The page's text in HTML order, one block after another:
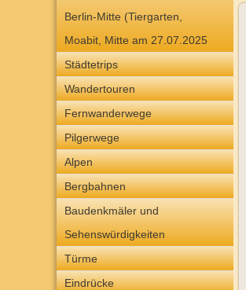
Berlin-Mitte (Tiergarten,
Moabit, Mitte am 27.07.2025
Städtetrips
Wandertouren
Fernwanderwege
Pilgerwege
Alpen
Bergbahnen
Baudenkmäler und
Sehenswürdigkeiten
Türme
Eindrücke